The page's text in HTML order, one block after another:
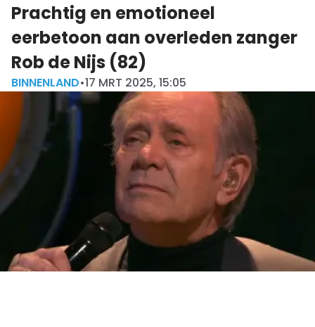
Prachtig en emotioneel
eerbetoon aan overleden zanger
Rob de Nijs (82)
BINNENLAND•17 MRT 2025, 15:05